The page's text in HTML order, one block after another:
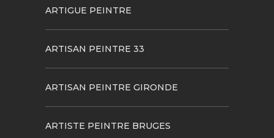
ARTIGUE PEINTRE
ARTISAN PEINTRE 33
ARTISAN PEINTRE GIRONDE
ARTISTE PEINTRE BRUGES